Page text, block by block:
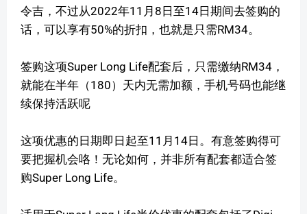
令吉，不过从2022年11月8日至14日期间去签购的
话，可以享有50%的折扣，也就是只需RM34。
签购这项Super Long Life配套后，只需缴纳RM34，
就能在半年（180）天内无需加额，手机号码也能继
续保持活跃呢
这项优惠的日期即日起至11月14日。有意签购得可
要把握机会咯！无论如何，并非所有配套都适合签
购Super Long Life。